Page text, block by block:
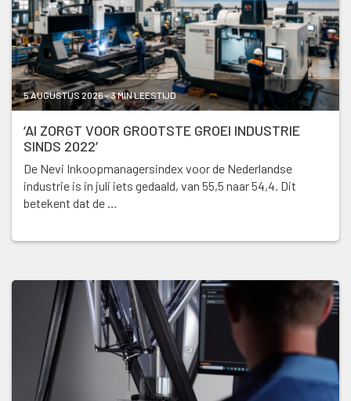
5 AUGUSTUS 2026 - 3 MIN LEESTIJD
‘AI ZORGT VOOR GROOTSTE GROEI INDUSTRIE
SINDS 2022’
De Nevi Inkoopmanagersindex voor de Nederlandse
industrie is in juli iets gedaald, van 55,5 naar 54,4. Dit
betekent dat de …